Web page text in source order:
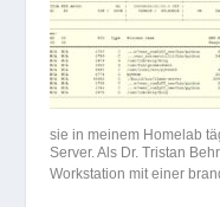
sie in meinem Homelab
Server. Als Dr. Tristan
Workstation mit einer